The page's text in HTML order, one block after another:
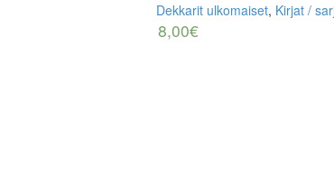
Dekkarit ulkomaiset, Kirjat /
8,00€